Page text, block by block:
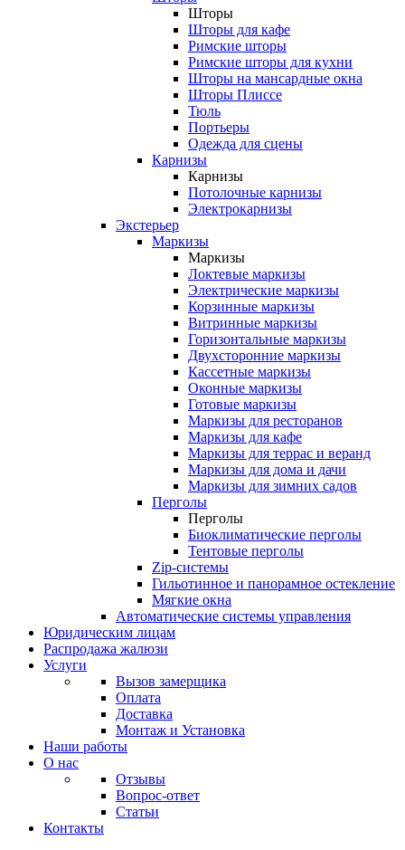
Шторы
Шторы для кафе
Римские шторы
Римские шторы для кухни
Шторы на мансардные окна
Шторы Плиссе
Тюль
Портьеры
Одежда для сцены
Карнизы
Карнизы
Потолочные карнизы
Электрокарнизы
Экстерьер
Маркизы
Маркизы
Локтевые маркизы
Электрические маркизы
Корзинные маркизы
Витринные маркизы
Горизонтальные маркизы
Двухсторонние маркизы
Кассетные маркизы
Оконные маркизы
Готовые маркизы
Маркизы для ресторанов
Маркизы для кафе
Маркизы для террас и веранд
Маркизы для дома и дачи
Маркизы для зимних садов
Перголы
Перголы
Биоклиматические перголы
Тентовые перголы
Zip-системы
Гильотинное и панорамное остекление
Мягкие окна
Автоматические системы управления
Юридическим лицам
Распродажа жалюзи
Услуги
Вызов замерщика
Оплата
Доставка
Монтаж и Установка
Наши работы
О нас
Отзывы
Вопрос-ответ
Статьи
Контакты